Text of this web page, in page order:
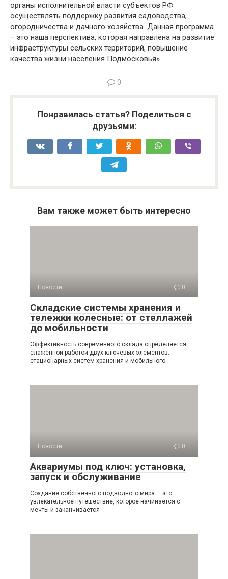
органы исполнительной власти субъектов РФ
осуществлять поддержку развития садоводства,
огородничества и дачного хозяйства. Данная программа
– это наша перспектива, которая направлена на развитие
инфраструктуры сельских территорий, повышение
качества жизни населения Подмосковья».
0
Понравилась статья? Поделиться с
друзьями:
Вам также может быть интересно
Новости 0
Складские системы хранения и
тележки колесные: от стеллажей
до мобильности
Эффективность современного склада определяется
слаженной работой двух ключевых элементов:
стационарных систем хранения и мобильного
Новости 0
Аквариумы под ключ: установка,
запуск и обслуживание
Создание собственного подводного мира — это
увлекательное путешествие, которое начинается с
мечты и заканчивается